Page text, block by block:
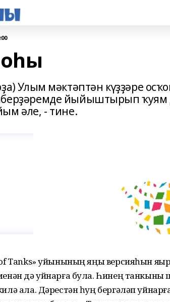
Улым мәктәптән күҙҙәре
йыйыштырып ҡуям
әле, - тине.
Тanks» уйынының яңы версияһын
дә уйнарға була. Һинең танкыны
ала. Дәрестән һуң бергәләп